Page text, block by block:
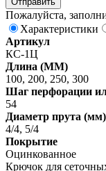
Пожалуйста,
Характеристики
Артикул
КС-1Ц
Длинa (ММ)
100, 200, 250, 300
Шаг перфорации
54
Диаметр прута (мм)
4/4, 5/4
Покрытие
Оцинкованное
Крючок для